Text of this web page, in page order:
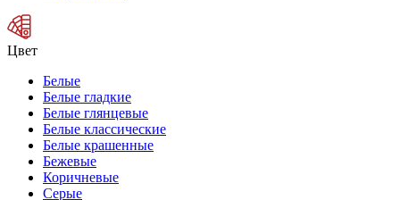
Цвет
Белые
Белые гладкие
Белые глянцевые
Белые классические
Белые крашенные
Бежевые
Коричневые
Серые